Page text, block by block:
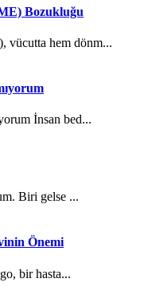
Bozukluğu
vücutta hem dönm...
İnsan bed...
Biri gelse ...
Önemi
bir hasta...